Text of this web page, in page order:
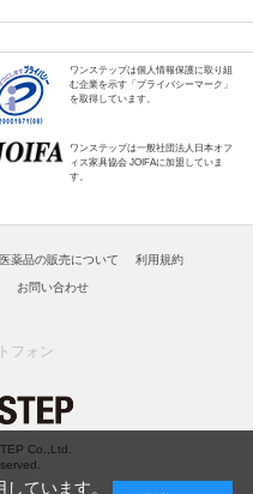
ワンステップは個人情報保護に取り組
む企業を示す「プライバシーマーク」
を取得しています。
ワンステップは一般社団法人日本オフ
ィス家具協会 JOIFAに加盟していま
す。
医薬品の販売について 利用規約
お問い合わせ
フォン
Co.,Ltd.
ています。